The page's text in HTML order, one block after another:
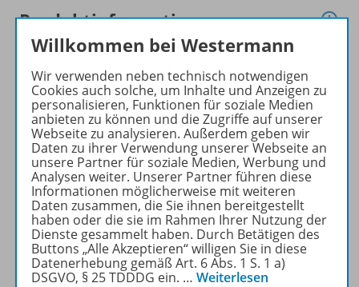
Produktinformationen
Beschreibung
Erforderliche Kontrollgeräte
Zugehörige Produkte
Auch in Paketen erhältlich
Willkommen bei Westermann
Wir verwenden neben technisch notwendigen
Cookies auch solche, um Inhalte und Anzeigen zu
personalisieren, Funktionen für soziale Medien
anbieten zu können und die Zugriffe auf unserer
Webseite zu analysieren. Außerdem geben wir
Daten zu ihrer Verwendung unserer Webseite an
unsere Partner für soziale Medien, Werbung und
Analysen weiter. Unserer Partner führen diese
Informationen möglicherweise mit weiteren
Daten zusammen, die Sie ihnen bereitgestellt
haben oder die sie im Rahmen Ihrer Nutzung der
Dienste gesammelt haben. Durch Betätigen des
Buttons „Alle Akzeptieren“ willigen Sie in diese
Datenerhebung gemäß Art. 6 Abs. 1 S. 1 a)
DSGVO, § 25 TDDDG ein. … Weiterlesen